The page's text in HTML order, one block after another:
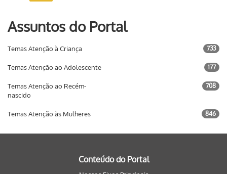
Assuntos do Portal
Temas Atenção à Criança 733
Temas Atenção ao Adolescente 177
Temas Atenção ao Recém-
nascido
708
Temas Atenção às Mulheres 846
Conteúdo do Portal